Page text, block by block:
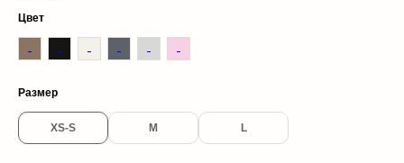
Цвет
Размер
XS-S M L
* Instagram принадлежит компании Meta, признанной экстремистской
организацией и запрещенной в РФ